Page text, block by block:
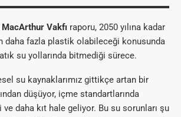
MacArthur Vakfı raporu, 2050 yılına kadar
daha fazla plastik olabileceği konusunda
su yollarında bitmediği sürece.
su kaynaklarımız gittikçe artan bir
düşüyor, içme standartlarında
ve daha kıt hale geliyor. Bu su sorunları şu